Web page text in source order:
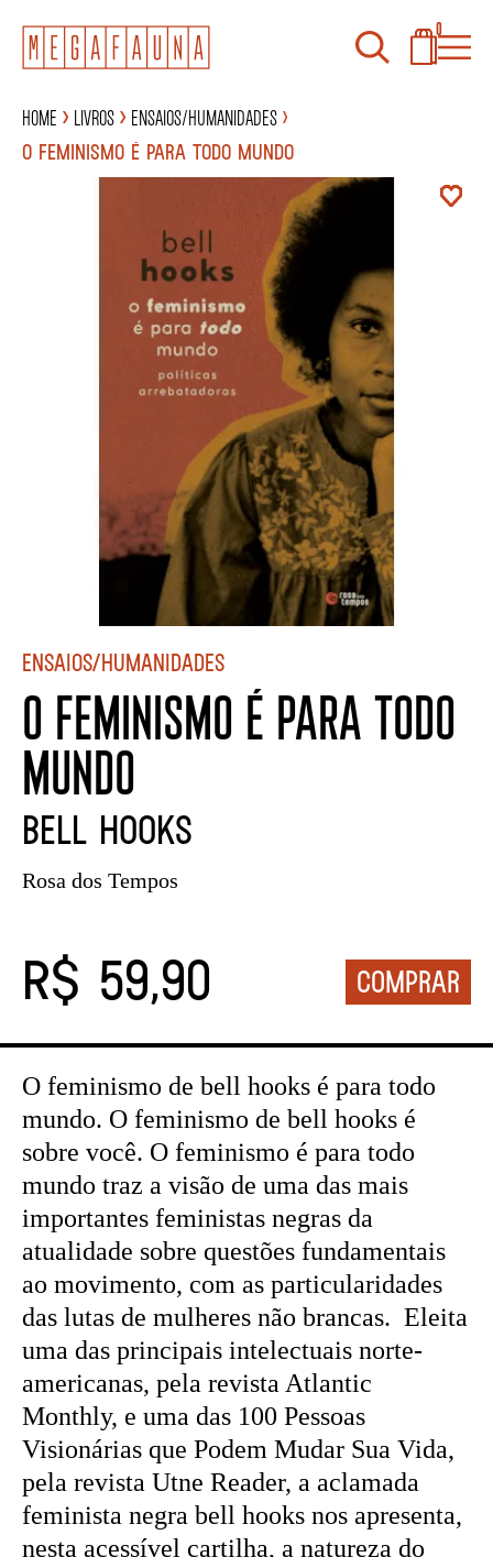
0
Home Livros
Ensaios/Humanidades
O FEMINISMO É PARA TODO MUNDO
Ensaios/Humanidades
O FEMINISMO É PARA TODO
MUNDO
bell hooks
Rosa dos Tempos
R$ 59,90
O feminismo de bell hooks é para todo
mundo. O feminismo de bell hooks é
sobre você. O feminismo é para todo
mundo traz a visão de uma das mais
importantes feministas negras da
atualidade sobre questões fundamentais
ao movimento, com as particularidades
das lutas de mulheres não brancas. Eleita
uma das principais intelectuais norte-
americanas, pela revista Atlantic
Monthly, e uma das 100 Pessoas
Visionárias que Podem Mudar Sua Vida,
pela revista Utne Reader, a aclamada
feminista negra bell hooks nos apresenta,
nesta acessível cartilha, a natureza do